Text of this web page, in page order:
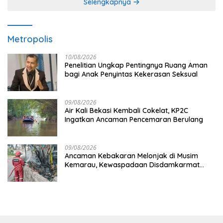
Selengkapnya
Metropolis
10/08/2026
Penelitian Ungkap Pentingnya Ruang Aman
bagi Anak Penyintas Kekerasan Seksual
09/08/2026
Air Kali Bekasi Kembali Cokelat, KP2C
Ingatkan Ancaman Pencemaran Berulang
09/08/2026
Ancaman Kebakaran Melonjak di Musim
Kemarau, Kewaspadaan Disdamkarmat